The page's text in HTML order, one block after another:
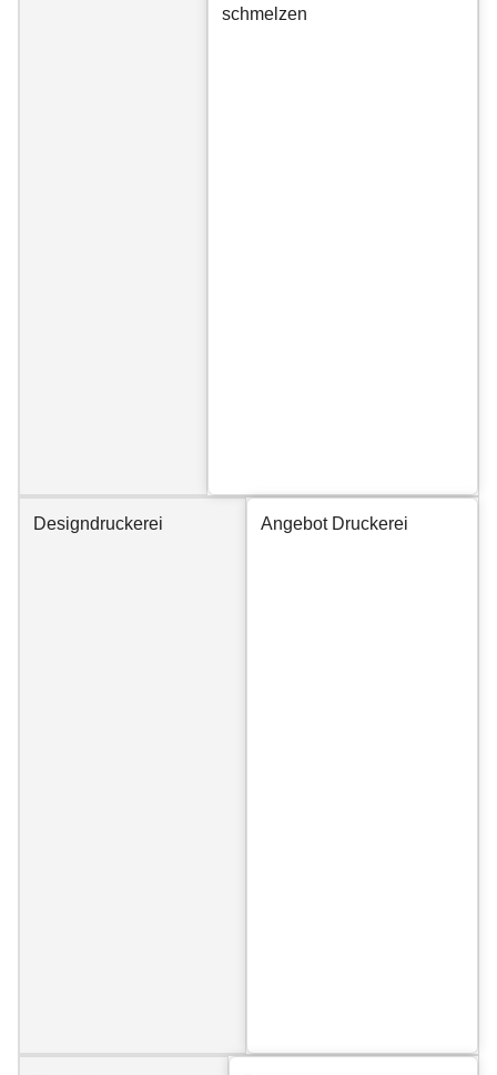
schmelzen
Designdruckerei Angebot Druckerei